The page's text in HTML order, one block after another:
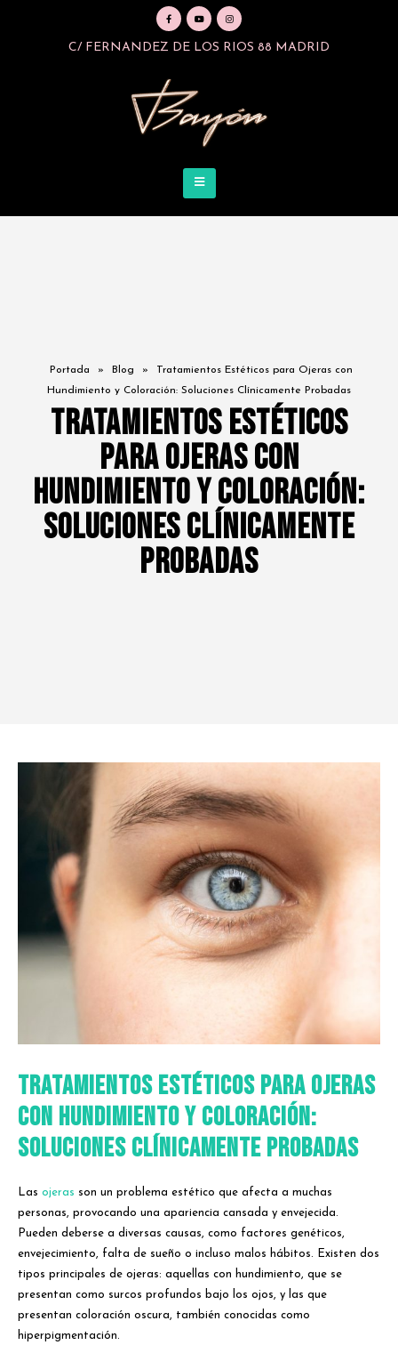
C/ FERNANDEZ DE LOS RIOS 88 MADRID
Portada » Blog »
Tratamientos Estéticos para Ojeras con
Hundimiento y Coloración: Soluciones Clínicamente Probadas
Tratamientos Estéticos
para Ojeras con
Hundimiento y Coloración:
Soluciones Clínicamente
Probadas
Tratamientos Estéticos para Ojeras
con Hundimiento y Coloración:
Soluciones Clínicamente Probadas
Las ojeras son un problema estético que afecta a muchas
personas, provocando una apariencia cansada y envejecida.
Pueden deberse a diversas causas, como factores genéticos,
envejecimiento, falta de sueño o incluso malos hábitos. Existen dos
tipos principales de ojeras: aquellas con hundimiento, que se
presentan como surcos profundos bajo los ojos, y las que
presentan coloración oscura, también conocidas como
hiperpigmentación.